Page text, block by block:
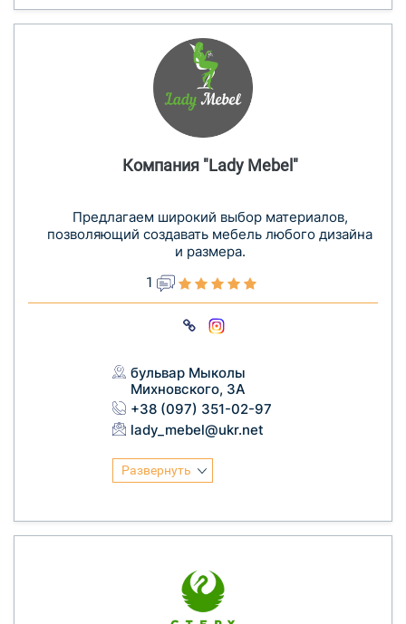
Компания "Lady Mebel"
Предлагаем широкий выбор материалов,
позволяющий создавать мебель любого дизайна
и размера.
1
бульвар Мыколы
Михновского, 3А
+38 (097) 351-02-97
lady_mebel@ukr.net
Развернуть